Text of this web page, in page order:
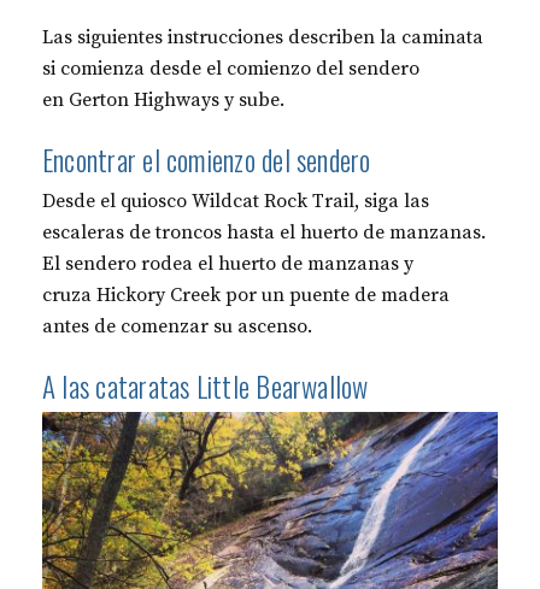
Las siguientes instrucciones describen la caminata
si comienza desde el comienzo del sendero
en Gerton Highways y sube.
Encontrar el comienzo del sendero
Desde el quiosco Wildcat Rock Trail, siga las
escaleras de troncos hasta el huerto de manzanas.
El sendero rodea el huerto de manzanas y
cruza Hickory Creek por un puente de madera
antes de comenzar su ascenso.
A las cataratas Little Bearwallow